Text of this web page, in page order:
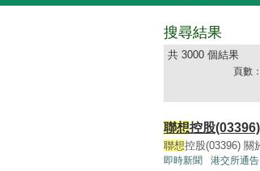
搜尋結果
共 3000 個結果
頁數：
聯想控股
聯想控股(03396) 關
即時新聞 港交所通告